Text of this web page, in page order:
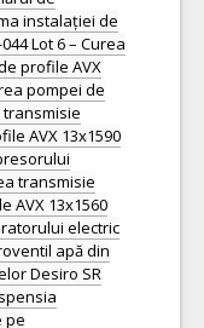
instalației de
Lot 6 – Curea
profile AVX
pompei de
transmisie
AVX 13x1590
transmisie
AVX 13x1560
electric
apă din
Desiro SR
pe